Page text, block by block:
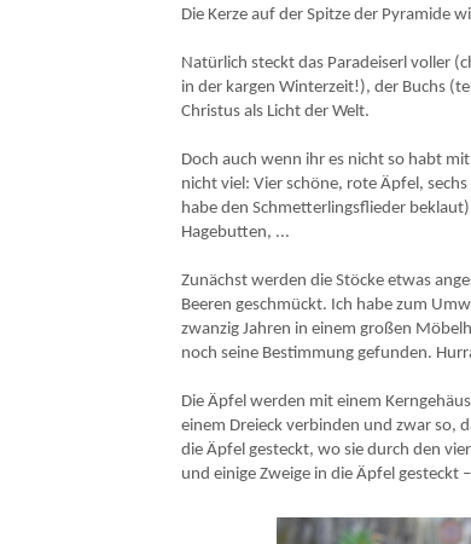
Die Kerze auf der Spitze der Pyramide
Natürlich steckt das Paradeiserl voller
in der kargen Winterzeit!), der Buchs
Christus als Licht der Welt.
Doch auch wenn ihr es nicht so habt
nicht viel: Vier schöne, rote Äpfel,
habe den Schmetterlingsflieder
Hagebutten, ...
Zunächst werden die Stöcke etwas
Beeren geschmückt. Ich habe zum
zwanzig Jahren in einem großen
noch seine Bestimmung gefunden.
Die Äpfel werden mit einem
einem Dreieck verbinden und zwar so,
die Äpfel gesteckt, wo sie durch den
und einige Zweige in die Äpfel gesteckt